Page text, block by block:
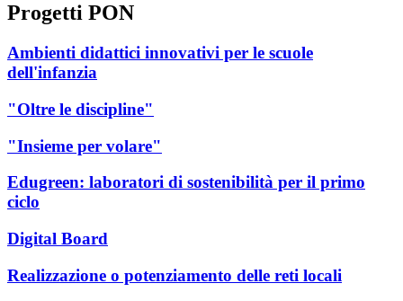
Progetti PON
Ambienti didattici innovativi per le scuole
dell'infanzia
"Oltre le discipline"
"Insieme per volare"
Edugreen: laboratori di sostenibilità per il primo
ciclo
Digital Board
Realizzazione o potenziamento delle reti locali